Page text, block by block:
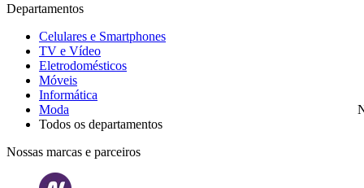
Departamentos
Celulares e Smartphones
TV e Vídeo
Eletrodomésticos
Móveis
Informática
Moda
Todos os departamentos
Nossas marcas e parceiros